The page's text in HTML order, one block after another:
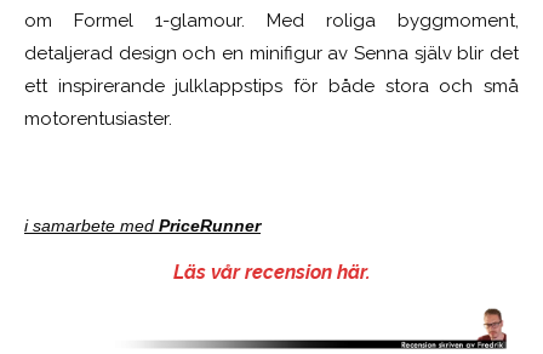
om Formel 1-glamour. Med roliga byggmoment,
detaljerad design och en minifigur av Senna själv blir det
ett inspirerande julklappstips för både stora och små
motorentusiaster.
i samarbete med PriceRunner
Läs vår recension här.